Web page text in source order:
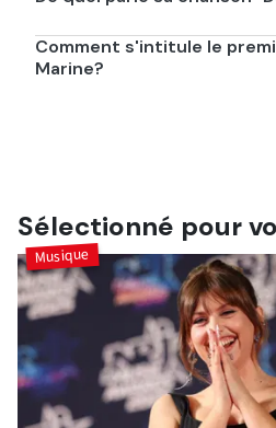
Le hit est un hommage à sa
maladie d'Alzheimer. Marine n'a
Comment s'intitule le
Marine?
Sélectionné pour
Musique